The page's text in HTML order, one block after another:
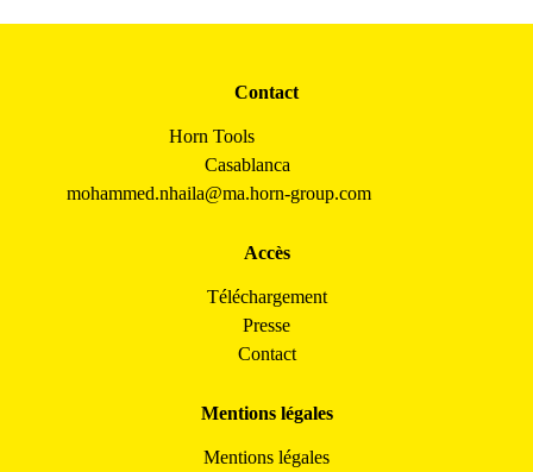
Contact
Horn Tools
Casablanca
mohammed.nhaila@ma.horn-group.com
Accès
Téléchargement
Presse
Contact
Mentions légales
Mentions légales